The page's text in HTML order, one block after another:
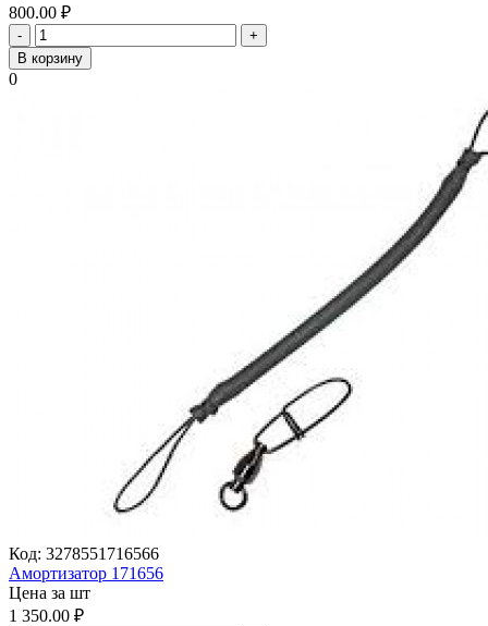
800.00 ₽
-
+
В корзину
0
Код: 3278551716566
Амортизатор 171656
Цена за шт
1 350.00 ₽